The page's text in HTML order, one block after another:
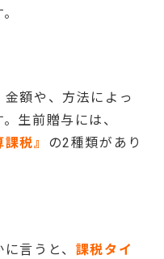
額や、方法によっ
生前贈与には、
税』 の2種類があり
言うと、 課税タイ